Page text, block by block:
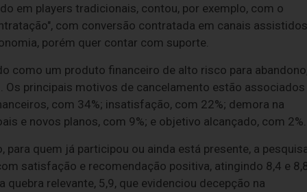
em players tradicionais, contou, por exemplo, com o
com conversão contratada em canais
porém quer contar com suporte.
como um produto financeiro de alto risco para abandono,
Os principais motivos de cancelamento estão associados
com 34%; insatisfação, com 22%; demora na
e novos planos, com 9%; e objetivo alcançado, com 2%.
quem já participou ou ainda está presente, a
satisfação e recomendação positiva, atingindo 8,4 e 8,8
relevante, 5,9, que evidenciou decepção na